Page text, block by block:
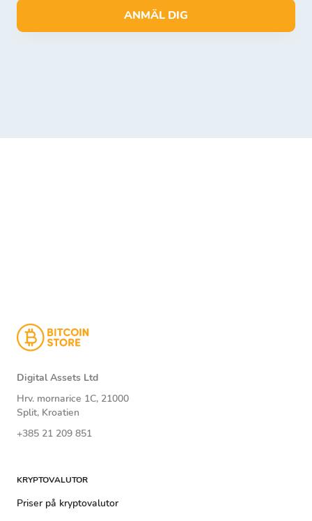
ANMÄL DIG
Digital Assets Ltd
Hrv. mornarice 1C, 21000
Split, Kroatien
+385 21 209 851
KRYPTOVALUTOR
Priser på kryptovalutor